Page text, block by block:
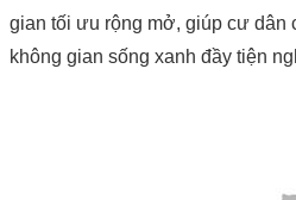
gian tối ưu rộng mở, giúp cư dân
không gian sống xanh đầy tiện